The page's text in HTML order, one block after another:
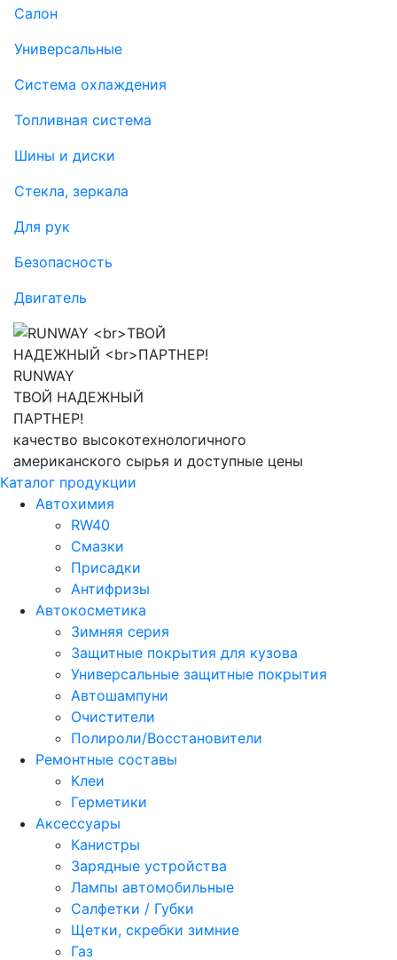
Салон
Универсальные
Система охлаждения
Топливная система
Шины и диски
Стекла, зеркала
Для рук
Безопасность
Двигатель
RUNWAY
ТВОЙ НАДЕЖНЫЙ
ПАРТНЕР!
качество высокотехнологичного
американского сырья и доступные цены
Каталог продукции
Автохимия
RW40
Смазки
Присадки
Антифризы
Автокосметика
Зимняя серия
Защитные покрытия для кузова
Универсальные защитные покрытия
Автошампуни
Очистители
Полироли/Восстановители
Ремонтные составы
Клеи
Герметики
Аксессуары
Канистры
Зарядные устройства
Лампы автомобильные
Салфетки / Губки
Щетки, скребки зимние
Газ